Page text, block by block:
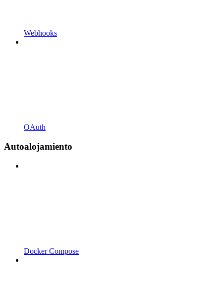
Webhooks
OAuth
Autoalojamiento
Docker Compose